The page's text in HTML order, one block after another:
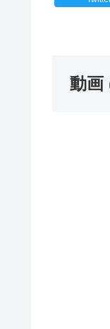
動画